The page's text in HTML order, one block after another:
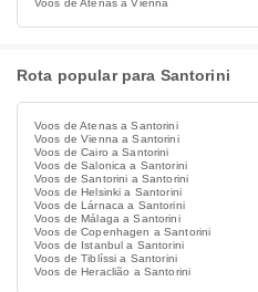
Voos de Atenas a Vienna
Rota popular para Santorini
Voos de Atenas a Santorini
Voos de Vienna a Santorini
Voos de Cairo a Santorini
Voos de Salonica a Santorini
Voos de Santorini a Santorini
Voos de Helsinki a Santorini
Voos de Lárnaca a Santorini
Voos de Málaga a Santorini
Voos de Copenhagen a Santorini
Voos de Istanbul a Santorini
Voos de Tiblíssi a Santorini
Voos de Heraclião a Santorini